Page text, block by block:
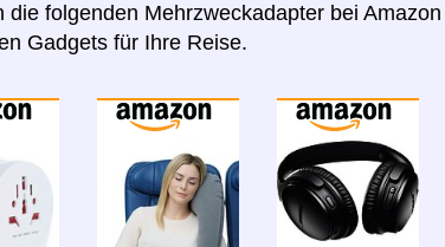
die folgenden Mehrzweckadapter bei
Gadgets für Ihre Reise.